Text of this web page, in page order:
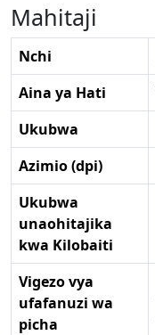
Mahitaji
Nchi
Aina ya Hati
Ukubwa
Azimio (dpi)
Ukubwa
unaohitajika
kwa Kilobaiti
Vigezo vya
ufafanuzi wa
picha